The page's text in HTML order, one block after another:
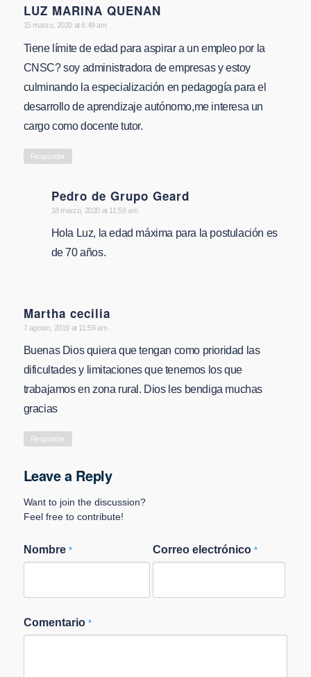
LUZ MARINA QUENAN
says:
15 marzo, 2020 at 6:49 am
Tiene límite de edad para aspirar a un empleo por la
CNSC? soy administradora de empresas y estoy
culminando la especialización en pedagogía para el
desarrollo de aprendizaje autónomo,me interesa un
cargo como docente tutor.
Responder
Pedro de Grupo Geard
says:
18 marzo, 2020 at 11:59 am
Hola Luz, la edad máxima para la postulación es
de 70 años.
Martha cecilia
says:
7 agosto, 2019 at 11:59 am
Buenas Dios quiera que tengan como prioridad las
dificultades y limitaciones que tenemos los que
trabajamos en zona rural. Dios les bendiga muchas
gracias
Responder
Leave a Reply
Want to join the discussion?
Feel free to contribute!
Nombre * Correo electrónico*
Comentario *